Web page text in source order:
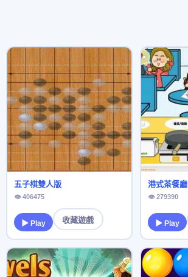
五子棋雙人版
👁 406475
▶ Play 收藏遊戲
港式茶餐廳
👁 279390
▶ Play